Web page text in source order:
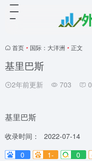
首页 • 国际：大洋洲 • 正文
基里巴斯
2年前更新 703 0
基里巴斯
收录时间：
2022-07-14
0
1- 0